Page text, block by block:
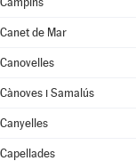
Canet de Mar
Canovelles
Cànoves i Samalús
Canyelles
Capellades